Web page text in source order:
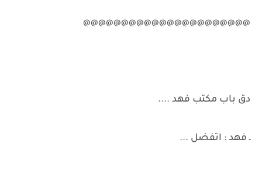
@@@@@@@@@@@@@@@@@@@@@@
دق باب مكتب فهد ....
ـ فهد : اتفضل ...